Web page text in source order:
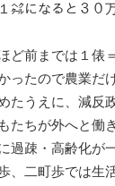
㌶になると３０
前までは１俵
ったので農業だ
たうえに、減反
たちが外へと働
過疎・高齢化が
、二町歩では生